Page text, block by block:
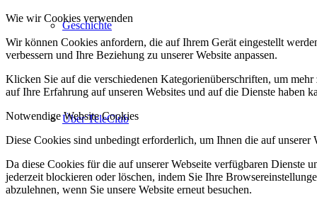
Geschichte
Über TeleClub
Wie wir Cookies verwenden
Wir können Cookies anfordern, die auf Ihrem Gerät eingestellt
verbessern und Ihre Beziehung zu unserer Website anpassen.
Klicken Sie auf die verschiedenen Kategorienüberschriften, um
auf Ihre Erfahrung auf unseren Websites und auf die Dienste haben
Notwendige Website Cookies
Diese Cookies sind unbedingt erforderlich, um Ihnen die auf
Da diese Cookies für die auf unserer Webseite verfügbaren
jederzeit blockieren oder löschen, indem Sie Ihre
abzulehnen, wenn Sie unsere Website erneut besuchen.